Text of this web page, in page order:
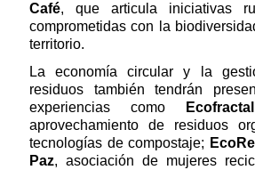
Café, que articula iniciativas
comprometidas con la
territorio.
La economía circular y la
residuos también tendrán
experiencias como
Ecofractal
aprovechamiento de residuos
tecnologías de compostaje;
Paz, asociación de mujeres